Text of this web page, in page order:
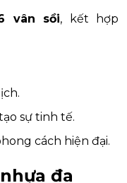
vân sồi, kết hợp
sự tinh tế.
cách hiện đại.
đa